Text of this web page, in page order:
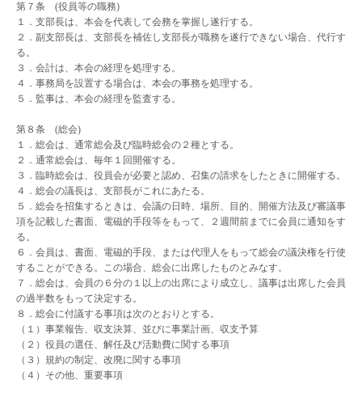
第７条 (役員等の職務)
１．支部長は、本会を代表して会務を掌握し遂行する。
２．副支部長は、支部長を補佐し支部長が職務を遂行できない場合、代行す
る。
３． 会計は、本会の経理を処理する。
４． 事務局を設置する場合は、本会の事務を処理する。
５．監事は、本会の経理を監査する。
第８条 (総会)
１．総会は、通常総会及び臨時総会の２種とする。
２．通常総会は、毎年１回開催する。
３．臨時総会は、役員会が必要と認め、召集の請求をしたときに開催する。
４．総会の議長は、支部長がこれにあたる。
５．総会を招集するときは、会議の日時、場所、目的、開催方法及び審議事
項を記載した書面、電磁的手段等をもって、２週間前までに会員に通知をす
る。
６．会員は、書面、電磁的手段、または代理人をもって総会の議決権を行使
することができる。この場合、総会に出席したものとみなす。
７．総会は、会員の６分の１以上の出席により成立し、議事は出席した会員
の過半数をもって決定する。
８．総会に付議する事項は次のとおりとする。
（１）事業報告、収支決算、並びに事業計画、収支予算
（２）役員の選任、解任及び活動費に関する事項
（３）規約の制定、改廃に関する事項
（４）その他、重要事項